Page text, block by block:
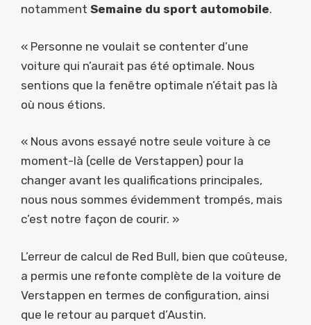
notamment Semaine du sport automobile.
« Personne ne voulait se contenter d’une
voiture qui n’aurait pas été optimale. Nous
sentions que la fenêtre optimale n’était pas là
où nous étions.
« Nous avons essayé notre seule voiture à ce
moment-là (celle de Verstappen) pour la
changer avant les qualifications principales,
nous nous sommes évidemment trompés, mais
c’est notre façon de courir. »
L’erreur de calcul de Red Bull, bien que coûteuse,
a permis une refonte complète de la voiture de
Verstappen en termes de configuration, ainsi
que le retour au parquet d’Austin.